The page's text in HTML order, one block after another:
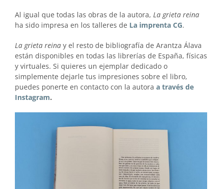
Al igual que todas las obras de la autora, La grieta reina
ha sido impresa en los talleres de La imprenta CG.
La grieta reina y el resto de bibliografía de Arantza Álava
están disponibles en todas las librerías de España, físicas
y virtuales. Si quieres un ejemplar dedicado o
simplemente dejarle tus impresiones sobre el libro,
puedes ponerte en contacto con la autora a través de
Instagram.